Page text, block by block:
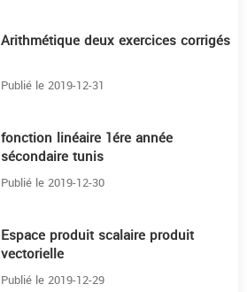
Arithmétique deux exercices corrigés
Publié le 2019-12-31
fonction linéaire 1ére année
sécondaire tunis
Publié le 2019-12-30
Espace produit scalaire produit
vectorielle
Publié le 2019-12-29